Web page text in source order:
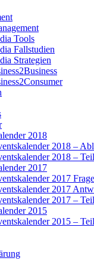
Tools
Fallstudien
Strategien
2018
2018 –
2018 –
2017
2017
2017
2017 –
2015
2015 –